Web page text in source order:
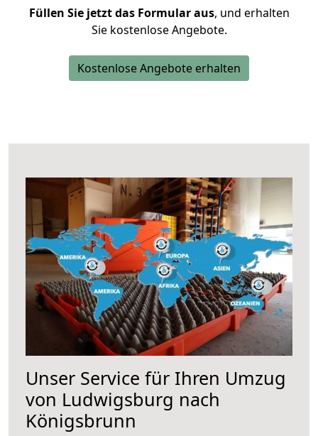
Füllen Sie jetzt das Formular aus, und erhalten
Sie kostenlose Angebote.
Kostenlose Angebote erhalten
Unser Service für Ihren Umzug
von Ludwigsburg nach
Königsbrunn